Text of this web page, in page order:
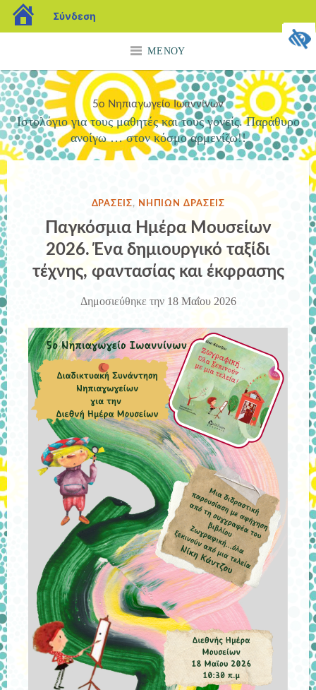
περιεχόμενο
ΜΕΝΟΎ
5ο Νηπιαγωγείο Ιωαννίνων
Ιστολόγιο για τους μαθητές και τους γονείς. Παράθυρο
ανοίγω … στον κόσμο αρμενίζω!!
ΔΗΜΟΣΙΕΎΘΗΚΕ
ΣΤΗΝ
ΔΡΆΣΕΙΣ, ΝΗΠΊΩΝ ΔΡΆΣΕΙΣ
Παγκόσμια Ημέρα Μουσείων
2026. Ένα δημιουργικό ταξίδι
τέχνης, φαντασίας και έκφρασης
Δημοσιεύθηκε την 18 Μαΐου 2026
blogs.sch.gr
Σύνδεση